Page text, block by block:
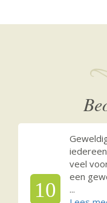
10
veel
een
...